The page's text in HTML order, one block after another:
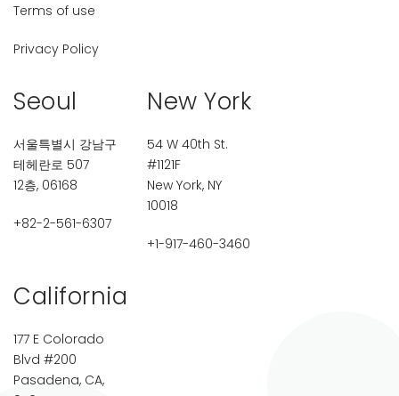
Terms of use
Privacy Policy
Seoul
서울특별시 강남구
테헤란로 507
12층, 06168
+82-2-561-6307
New York
54 W 40th St.
#1121F
New York, NY
10018
+1-917-460-3460
California
177 E Colorado
Blvd #200
Pasadena, CA,